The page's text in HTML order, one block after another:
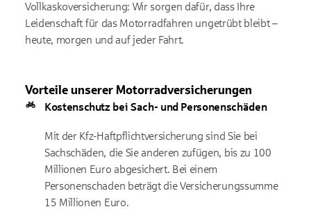
Vollkaskoversicherung: Wir sorgen dafür, dass Ihre
Leidenschaft für das Motorradfahren ungetrübt bleibt –
heute, morgen und auf jeder Fahrt.
Vorteile unserer Motorradversicherungen
Kostenschutz bei Sach- und Personenschäden
Mit der Kfz-Haftpflichtversicherung sind Sie bei
Sachschäden, die Sie anderen zufügen, bis zu 100
Millionen Euro abgesichert. Bei einem
Personenschaden beträgt die Versicherungssumme
15 Millionen Euro.